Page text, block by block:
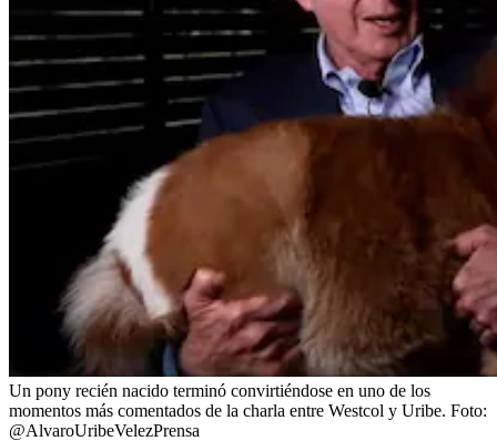
Un pony recién nacido terminó convirtiéndose en uno de los
momentos más comentados de la charla entre Westcol y Uribe. Foto:
@AlvaroUribeVelezPrensa